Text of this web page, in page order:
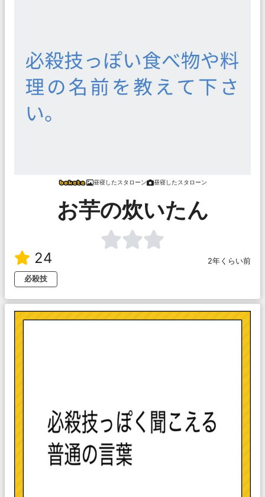
昼寝したスタローン 昼寝したスタローン
お芋の炊いたん
24
2年くらい前
必殺技